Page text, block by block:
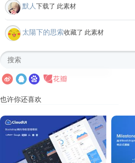
默人 下载了 此素材
太陽下的思索收藏了 此素材
也许你还喜欢